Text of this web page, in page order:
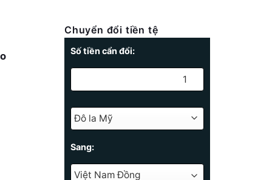
Chuyển đổi tiền tệ
Số tiền cẩn đổi:
Sang: